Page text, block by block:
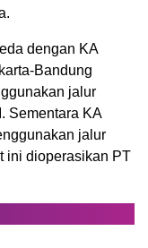
dengan KA
Bandung
jalur
Sementara KA
jalur
ini dioperasikan PT